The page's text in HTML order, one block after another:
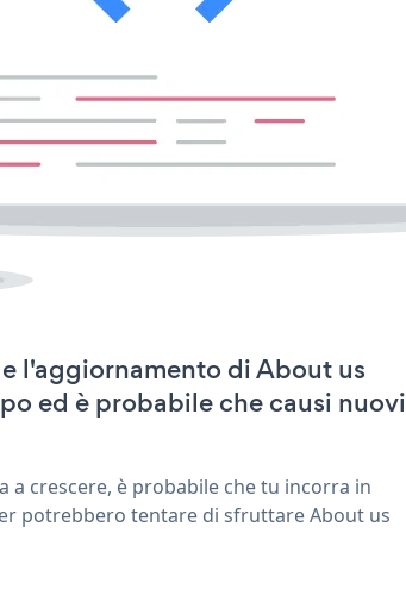
l'aggiornamento di About us
ed è probabile che causi nuovi
a crescere, è probabile che tu incorra in
potrebbero tentare di sfruttare About us